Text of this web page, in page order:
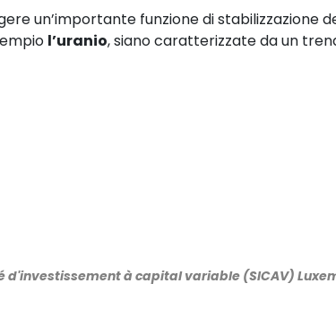
un’importante funzione di stabilizzazione
l’uranio, siano caratterizzate da un
d'investissement à capital variable (SICAV)